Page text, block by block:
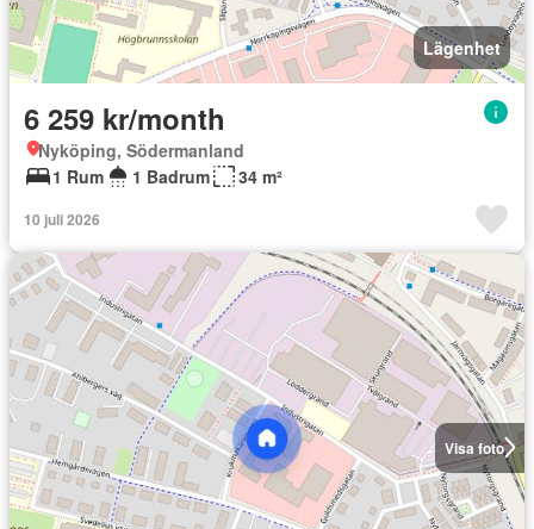
Lägenhet
6 259 kr/month
Nyköping, Södermanland
1 Rum
1 Badrum 34 m²
10 juli 2026
Visa foto